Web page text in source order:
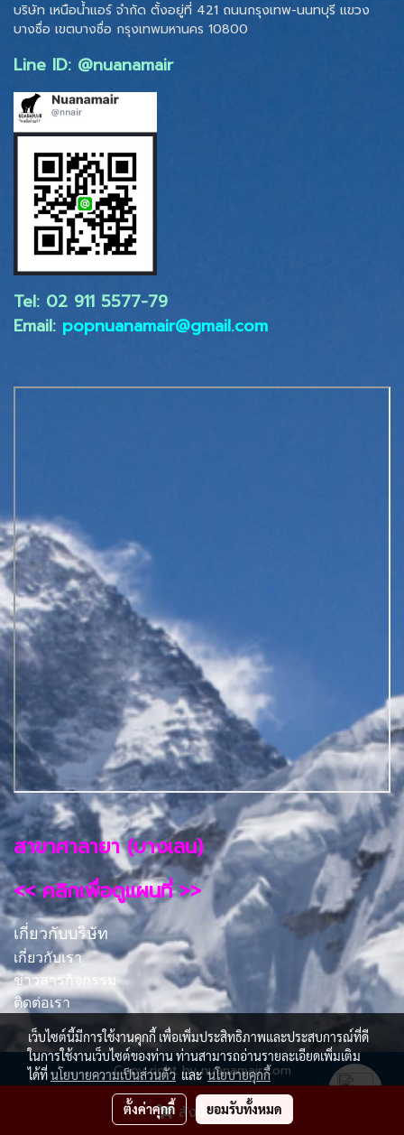
สั่งซื้อสินค้า
บริษัท เหนือน้ำแอร์ จำกัด ตั้งอยู่ที่ 421 ถนนกรุงเทพ-นนทบุรี แขวง
บางซื่อ เขตบางซื่อ กรุงเทพมหานคร 10800
Line ID: @nuanamair
Tel: 02 ​911 5577-79
Email: popnuanamair@gmail.com
สาขาศาลายา (บางเลน)
<< คลิกเพื่อดูแผนที่ >>
เกี่ยวกับบริษัท
เกี่ยวกับเรา
ข่าวสารกิจกรรม
ติดต่อเรา
Copy right by nuanamair.com
ผู้เข้าชมวันนี้ 2,933
เว็บไซต์นี้มีการใช้งานคุกกี้ เพื่อเพิ่มประสิทธิภาพและประสบการณ์ที่ดี
ในการใช้งานเว็บไซต์ของท่าน ท่านสามารถอ่านรายละเอียดเพิ่มเติม
ได้ที่นโยบายความเป็นส่วนตัวและนโยบายคุกกี้
ตั้งค่าคุกกี้ ยอมรับทั้งหมด